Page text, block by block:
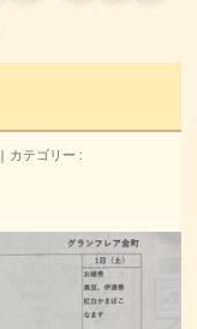
カテゴリー :